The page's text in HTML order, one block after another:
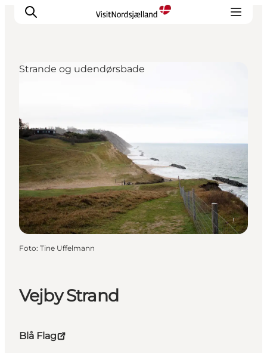
Det Sker
Overnatning
Byer
Planlæg ferien
Vejby Strand
Blå Flag
Strande og udendørsbade
Foto: Tine Uffelmann